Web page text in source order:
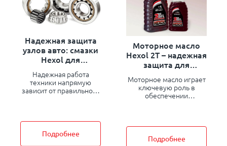
Надежная защита
узлов авто: смазки
Hexol для
экстремальных
условий
Надежная работа
техники напрямую
зависит от правильного
компоненты
автомобилей, особенно
узлы с высокими
Подробнее
Моторное масло
Hexol 2T – надежная
защита для
двигателей
Моторное масло играет
ключевую роль в
обеспечении
двигателей. Одним из
популярных решений
Подробнее